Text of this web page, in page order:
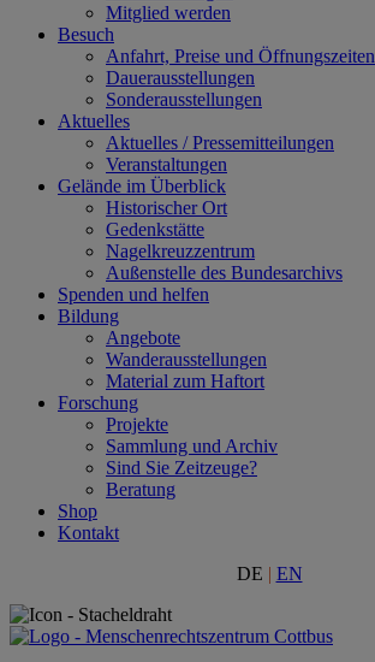
Mitglied werden
Besuch
Anfahrt, Preise und Öffnungszeiten
Dauerausstellungen
Sonderausstellungen
Aktuelles
Aktuelles / Pressemitteilungen
Veranstaltungen
Gelände im Überblick
Historischer Ort
Gedenkstätte
Nagelkreuzzentrum
Außenstelle des Bundesarchivs
Spenden und helfen
Bildung
Angebote
Wanderausstellungen
Material zum Haftort
Forschung
Projekte
Sammlung und Archiv
Sind Sie Zeitzeuge?
Beratung
Shop
Kontakt
DE | EN